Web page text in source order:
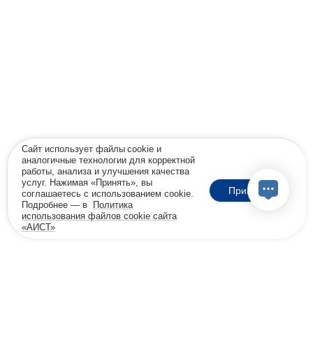
Сайт использует файлы cookie и
аналогичные технологии для корректной
работы, анализа и улучшения качества
услуг. Нажимая «Принять», вы
соглашаетесь с использованием cookie.
Подробнее — в
Политика
использования файлов cookie сайта
«АИСТ»
Принять